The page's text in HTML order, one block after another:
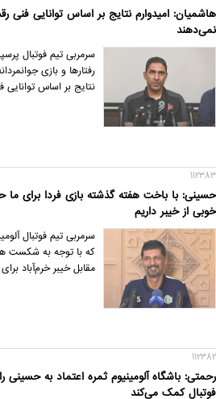
هاشمیان: امیدوارم نتایج بر اساس توانایی فنی
نمی‌دهند
سرمربی تیم فوتبال
رفتارها و بازی
نتایج بر اساس توانایی
112383
حسینی: با باخت هفته گذشته بازی فردا برای
خوبی از خیبر داریم
سرمربی تیم فوتبال
که با توجه به شکست
مقابل خیبر خرم‌آباد
112382
فوتبال ‌کمک می‌کند